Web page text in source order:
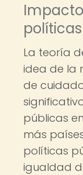
La teoría
idea de la
de
públicas
más
políticas
igualdad